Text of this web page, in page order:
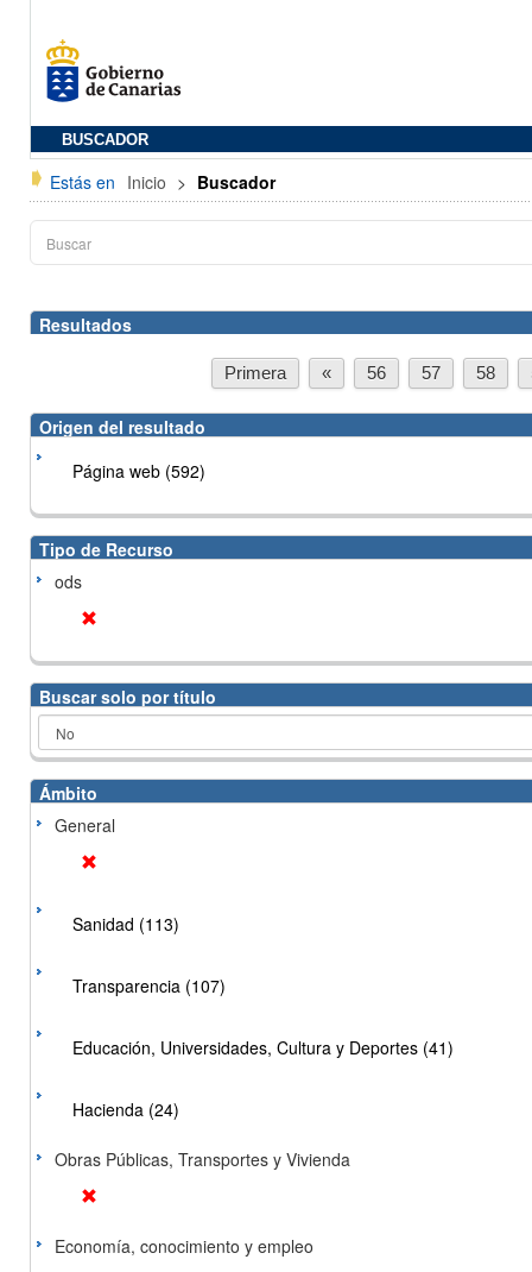
BUSCADOR
Estás en Inicio > Buscador
Resultados
Primera « 56 57 58
Origen del resultado
Página web (592)
Tipo de Recurso
ods
Buscar solo por título
Ámbito
General
Sanidad (113)
Transparencia (107)
Educación, Universidades, Cultura y Deportes (41)
Hacienda (24)
Obras Públicas, Transportes y Vivienda
Economía, conocimiento y empleo